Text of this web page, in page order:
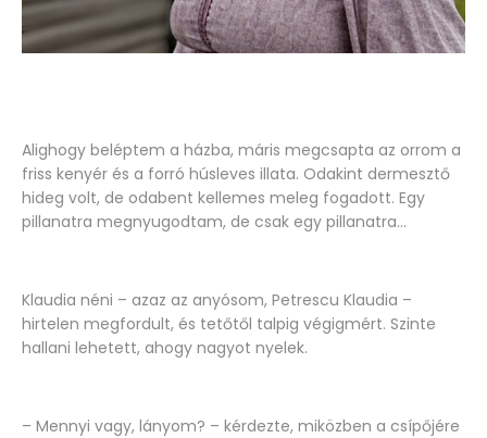
Alighogy beléptem a házba, máris megcsapta az orrom a
friss kenyér és a forró húsleves illata. Odakint dermesztő
hideg volt, de odabent kellemes meleg fogadott. Egy
pillanatra megnyugodtam, de csak egy pillanatra…
Klaudia néni – azaz az anyósom, Petrescu Klaudia –
hirtelen megfordult, és tetőtől talpig végigmért. Szinte
hallani lehetett, ahogy nagyot nyelek.
– Mennyi vagy, lányom? – kérdezte, miközben a csípőjére